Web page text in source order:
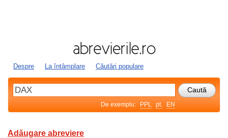
Despre La întâmplare Căutări populare
De exemplu: PPL pt. EN
Adăugare abreviere